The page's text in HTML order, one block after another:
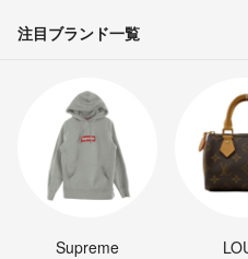
注目ブランド一覧
Supreme